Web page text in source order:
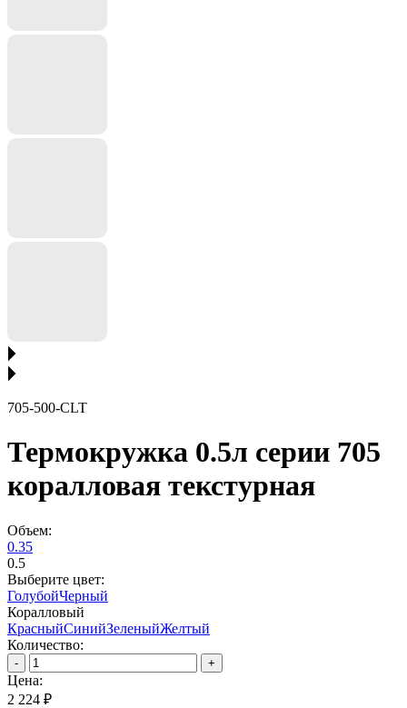
705-500-CLT
Термокружка 0.5л серии 705
коралловая текстурная
Объем:
0.35
0.5
Выберите цвет:
ГолубойЧерный
Коралловый
КрасныйСинийЗеленыйЖелтый
Количество:
- +
Цена:
2 224 ₽